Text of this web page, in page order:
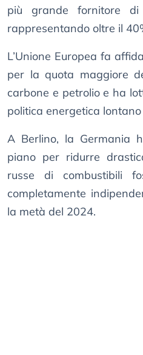
più grande fornitore di
rappresentando oltre il
L’Unione Europea fa
per la quota maggiore
carbone e petrolio e ha
politica energetica
A Berlino, la Germania
piano per ridurre
russe di combustibili
completamente
la metà del 2024.